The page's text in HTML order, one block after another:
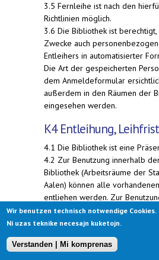
3.5 Fernleihe ist nach den
Richtlinien möglich.
3.6 Die Bibliothek ist
Zwecke auch
Entleihers in automatisierter
Die Art der gespeicherten
dem Anmeldeformular
außerdem in den Räumen der
eingesehen werden.
K4 Entleihung, Leihfrist
4.1 Die Bibliothek ist eine
4.2 Zur Benutzung innerhalb
Bibliothek (Arbeitsräume der
Aalen) können alle
entliehen werden. Zur
Bibliothek können grundsätzlich
werden
a) Einzelexemplare (Unikate),
erschienen sind,
Wir benutzen technisch notwendige Cookies.
Ni uzas teknike necesajn kuketojn.
Verstanden | Mi komprenas